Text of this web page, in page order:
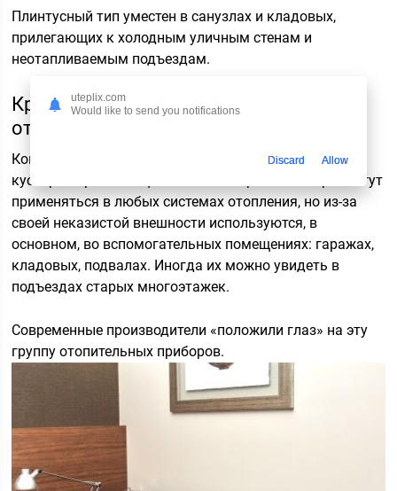
Плинтусный тип уместен в санузлах и кладовых,
прилегающих к холодным уличным стенам и
неотапливаемым подъездам.
Краткое описание регистров
отопления
Когда-то батареи этой группы изготавливались
кустарно при помощи обычной сварки. Регистры могут
применяться в любых системах отопления, но из-за
своей неказистой внешности используются, в
основном, во вспомогательных помещениях: гаражах,
кладовых, подвалах. Иногда их можно увидеть в
подъездах старых многоэтажек.
Современные производители «положили глаз» на эту
группу отопительных приборов.
uteplix.com
Would like to send you notifications
Discard Allow